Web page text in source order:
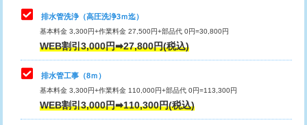
排水管工事（追加 排水管工事/3ｍ超
え）
マス交換（土の掘削・埋め戻し作業）
マス交換（深さ50㎝未満）
マス交換（深さ50㎝以上）
理・調整・分解・加工など（中作業）
止水・漏水調査・防水処理・清掃・修
理・調整・分解・加工など（重作業）
33,000円
その他部品の脱着
交換・取付（タンク）
排水管洗浄（高圧洗浄3ｍ迄）
基本料金 3,300円+作業料金 27,500円+部品代 0円=30,800円
WEB割引3,000円➡27,800円(税込)
排水管工事（8ｍ）
基本料金 3,300円+作業料金 110,000円+部品代 0円=113,300円
WEB割引3,000円➡110,300円(税込)